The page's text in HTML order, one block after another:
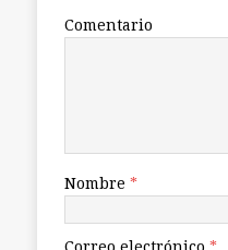
Comentario
Nombre *